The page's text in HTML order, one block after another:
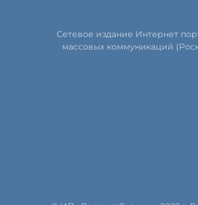
Сетевое издание Интернет
массовых коммуникаций